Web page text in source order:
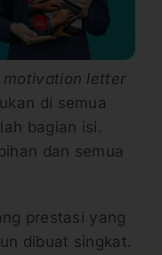
motivation letter
di semua
bagian isi.
dan semua
prestasi yang
dibuat singkat.